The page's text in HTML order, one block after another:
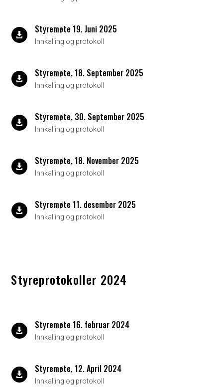
 Styremøte 19. Juni 2025
Innkalling og protokoll
 Styremøte, 18. September 2025
Innkalling og protokoll
 Styremøte, 30. September 2025
Innkalling og protokoll
 Styremøte, 18. November 2025
Innkalling og protokoll
 Styremøte 11. desember 2025
Innkalling og protokoll
Styreprotokoller 2024
 Styremøte 16. februar 2024
Innkalling og protokoll
 Styremøte, 12. April 2024
Innkalling og protokoll